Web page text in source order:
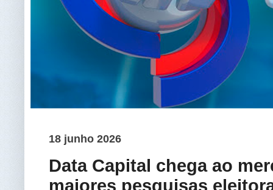
18 junho 2026
Data Capital chega ao
maiores pesquisas